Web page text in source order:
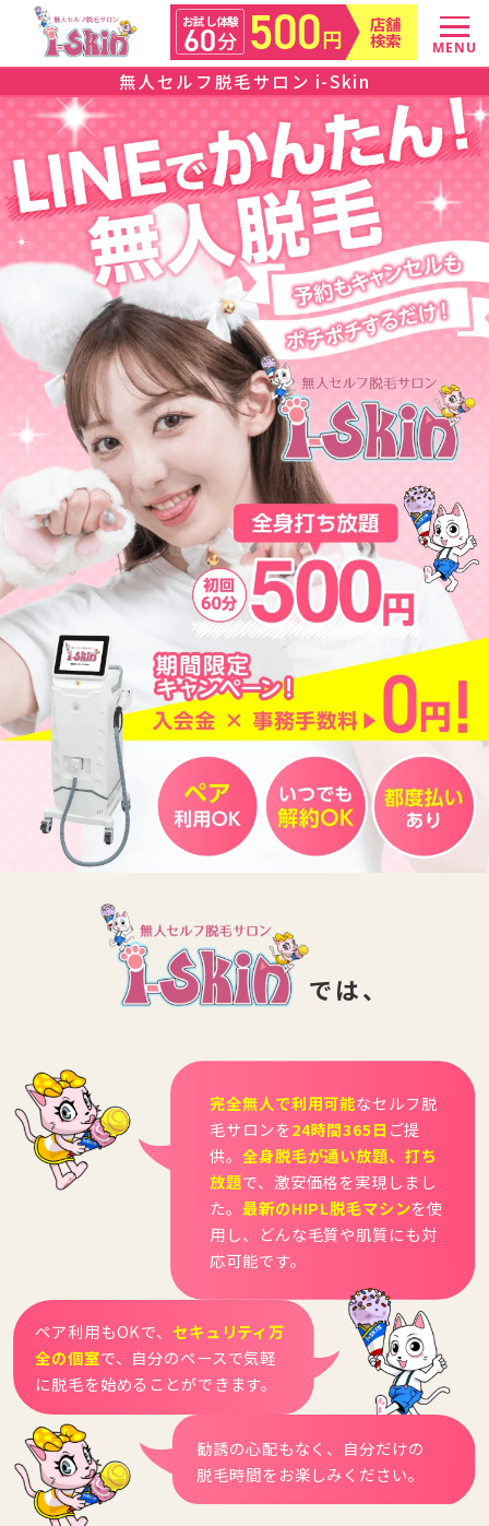
お試し体験
60分 500円
店舗
検索 MENU
無人セルフ脱毛サロン i-Skin
では、
完全無人で利用可能なセルフ脱
毛サロンを24時間365日 ご提
供。全身脱毛が通い放題、打ち
放題で、激安価格を実現しまし
た。最新のHIPL脱毛マシンを使
用し、どんな毛質や肌質にも対
応可能です。
ペア利用もOKで、 セキュリティ万
全の個室で、自分のペースで気軽
に脱毛を始めることができます。
勧誘の心配もなく、自分だけの
脱毛時間をお楽しみください。